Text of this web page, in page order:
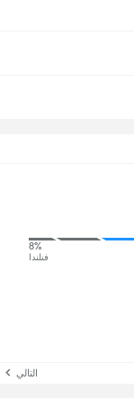
8%
فنلندا
التالي